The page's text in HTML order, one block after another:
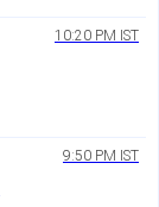
10:20 PM IST
9:50 PM IST